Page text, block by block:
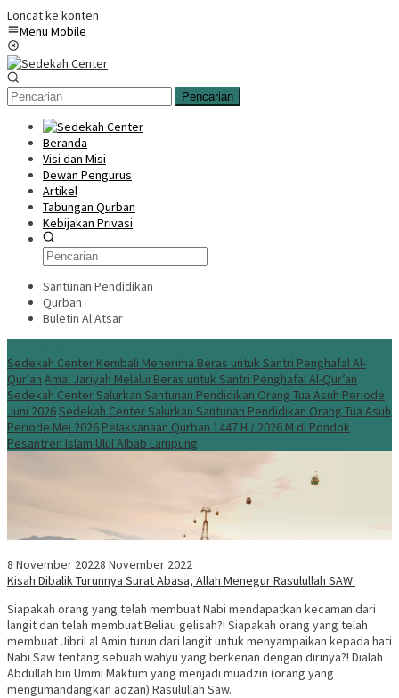
Loncat ke konten
Menu Mobile
Pencarian
Beranda
Visi dan Misi
Dewan Pengurus
Artikel
Tabungan Qurban
Kebijakan Privasi
Santunan Pendidikan
Qurban
Buletin Al Atsar
Sedekah Center Kembali Menerima Beras untuk Santri Penghafal Al-
Qur’an Amal Jariyah Melalui Beras untuk Santri Penghafal Al-Qur’an
Sedekah Center Salurkan Santunan Pendidikan Orang Tua Asuh Periode
Juni 2026Sedekah Center Salurkan Santunan Pendidikan Orang Tua Asuh
Periode Mei 2026 Pelaksanaan Qurban 1447 H / 2026 M di Pondok
Pesantren Islam Ulul Albab Lampung
8 November 20228 November 2022
Kisah Dibalik Turunnya Surat Abasa, Allah Menegur Rasulullah SAW.
Siapakah orang yang telah membuat Nabi mendapatkan kecaman dari
langit dan telah membuat Beliau gelisah?! Siapakah orang yang telah
membuat Jibril al Amin turun dari langit untuk menyampaikan kepada hati
Nabi Saw tentang sebuah wahyu yang berkenan dengan dirinya?! Dialah
Abdullah bin Ummi Maktum yang menjadi muadzin (orang yang
mengumandangkan adzan) Rasulullah Saw.